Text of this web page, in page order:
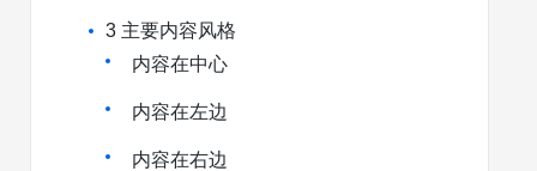
3 主要内容风格
内容在中心
内容在左边
内容在右边